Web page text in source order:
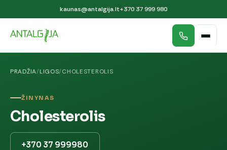
kaunas@antalgija.lt+370 37 999 980
PRADŽIA/LIGOS/CHOLESTEROLIS
ŽINYNAS
Cholesterolis
+370 37 999980